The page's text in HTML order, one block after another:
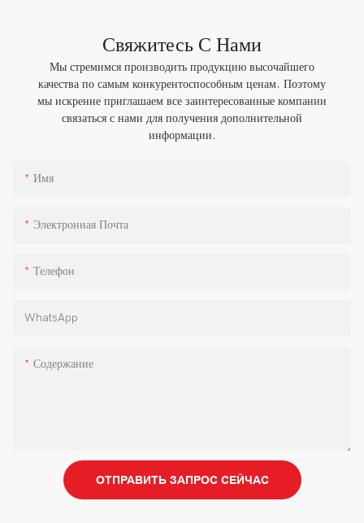
Свяжитесь С Нами
Мы стремимся производить продукцию высочайшего
качества по самым конкурентоспособным ценам. Поэтому
мы искренне приглашаем все заинтересованные компании
связаться с нами для получения дополнительной
информации.
Имя
Электронная Почта
Телефон
WhatsApp
Содержание
ОТПРАВИТЬ ЗАПРОС СЕЙЧАС